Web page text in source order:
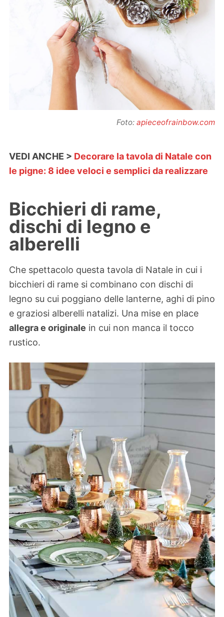
Foto: apieceofrainbow.com
VEDI ANCHE > Decorare la tavola di Natale con
le pigne: 8 idee veloci e semplici da realizzare
Bicchieri di rame,
dischi di legno e
alberelli
Che spettacolo questa tavola di Natale in cui i
bicchieri di rame si combinano con dischi di
legno su cui poggiano delle lanterne, aghi di pino
e graziosi alberelli natalizi. Una mise en place
allegra e originale in cui non manca il tocco
rustico.